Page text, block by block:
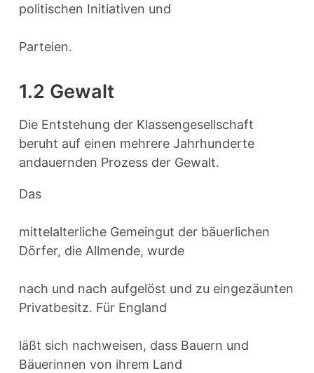
politischen Initiativen und
Parteien.
1.2 Gewalt
Die Entstehung der Klassengesellschaft
beruht auf einen mehrere Jahrhunderte
andauernden Prozess der Gewalt.
Das
mittelalterliche Gemeingut der bäuerlichen
Dörfer, die Allmende, wurde
nach und nach aufgelöst und zu eingezäunten
Privatbesitz. Für England
läßt sich nachweisen, dass Bauern und
Bäuerinnen von ihrem Land